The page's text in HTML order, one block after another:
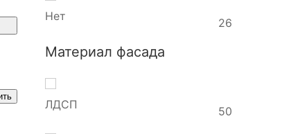
Нет 26
Материал фасада
ЛДСП 50